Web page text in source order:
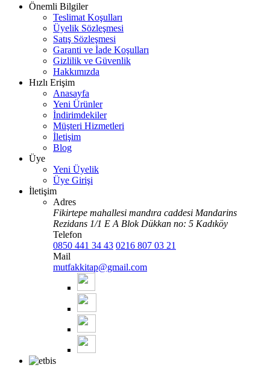
Önemli Bilgiler
Teslimat Koşulları
Üyelik Sözleşmesi
Satış Sözleşmesi
Garanti ve İade Koşulları
Gizlilik ve Güvenlik
Hakkımızda
Hızlı Erişim
Anasayfa
Yeni Ürünler
İndirimdekiler
Müşteri Hizmetleri
İletişim
Blog
Üye
Yeni Üyelik
Üye Girişi
İletişim
Adres
Fikirtepe mahallesi mandıra caddesi Mandarins
Rezidans 1/1 E A Blok Dükkan no: 5 Kadıköy
Telefon
0850 441 34 43 0216 807 03 21
Mail
mutfakkitap@gmail.com